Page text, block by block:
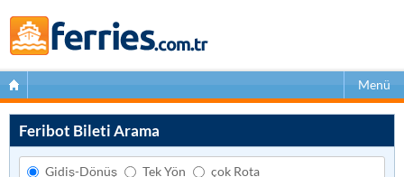
Menü
Feribot Bileti Arama
Gidiş-Dönüş Tek Yön çok Rota